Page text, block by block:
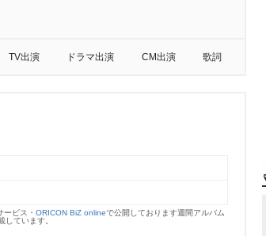
TV出演 ドラマ出演 CM出演 歌詞
ービス・ ORICON BiZ onlineで公開しております週間アルバム
ています。